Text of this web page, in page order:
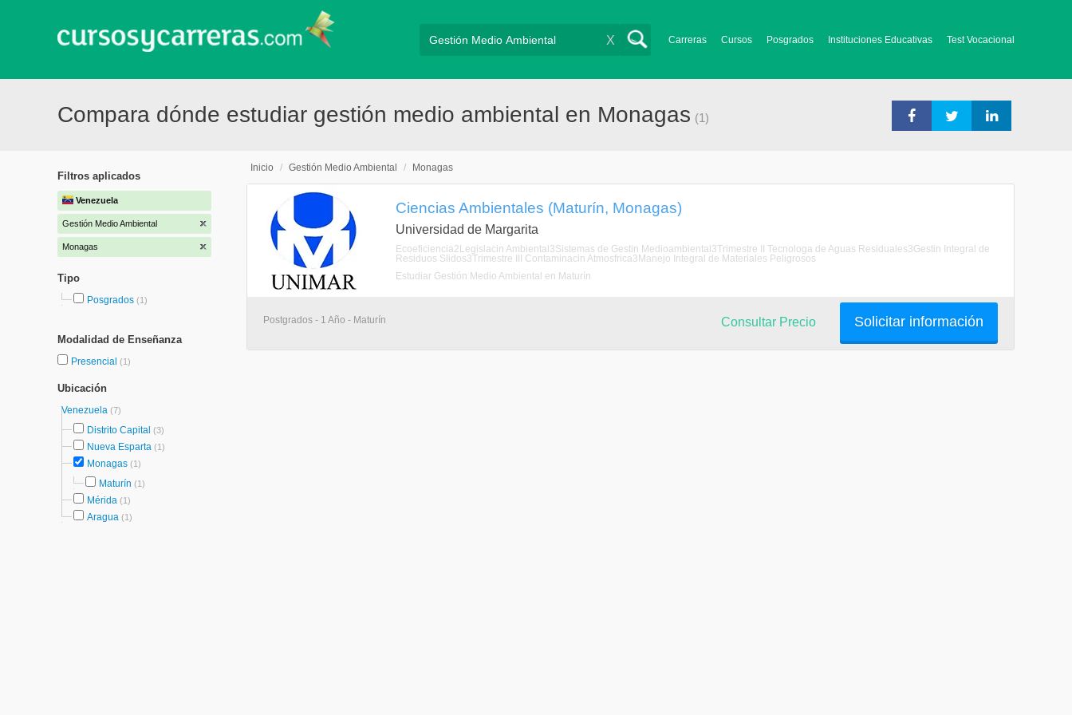
Carreras Cursos Posgrados Instituciones Educativas Test Vocacional
X
Compara dónde estudiar gestión medio ambiental en Monagas (1)
Filtros aplicados
Venezuela
Gestión Medio Ambiental
Monagas
Tipo
Posgrados (1)
Modalidad de Enseñanza
Presencial (1)
Ubicación
Venezuela (7)
Distrito Capital (3)
Nueva Esparta (1)
Monagas (1)
Maturín (1)
Mérida (1)
Aragua (1)
Inicio / Gestión Medio Ambiental / Monagas
Ciencias Ambientales (Maturín, Monagas)
Universidad de Margarita
Ecoeficiencia2Legislacin Ambiental3Sistemas de Gestin Medioambiental3Trimestre II Tecnologa de Aguas Residuales3Gestin Integral de
Residuos Slidos3Trimestre III Contaminacin Atmosfrica3Manejo Integral de Materiales Peligrosos
Estudiar Gestión Medio Ambiental en Maturín
Postgrados - 1 Año - Maturín Solicitar información
Consultar Precio